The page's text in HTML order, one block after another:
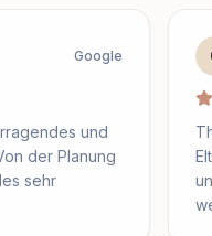
Google
und
der Planung
sehr